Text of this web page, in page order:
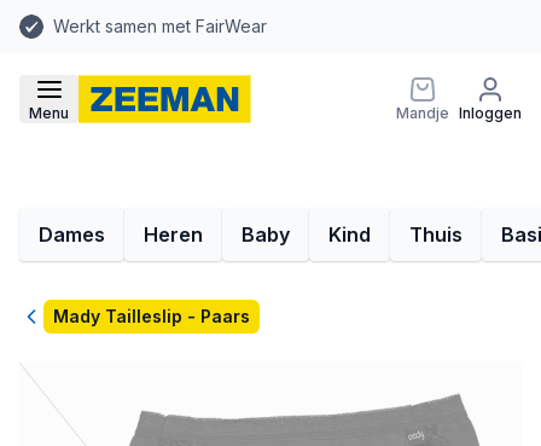
Werkt samen met FairWear
Menu Mandje Inloggen
Dames Heren Baby Kind Thuis
TerugMady Tailleslip - Paars